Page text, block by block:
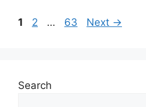
Page
1 Page
2 … Page
63 Next →
Search